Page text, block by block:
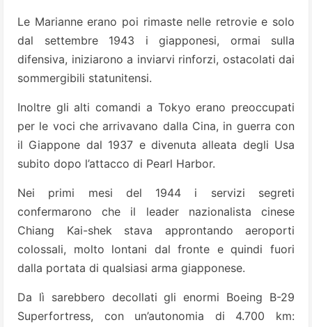
Le Marianne erano poi rimaste nelle retrovie e solo
dal settembre 1943 i giapponesi, ormai sulla
difensiva, iniziarono a inviarvi rinforzi, ostacolati dai
sommergibili statunitensi.
Inoltre gli alti comandi a Tokyo erano preoccupati
per le voci che arrivavano dalla Cina, in guerra con
il Giappone dal 1937 e divenuta alleata degli Usa
subito dopo l’attacco di Pearl Harbor.
Nei primi mesi del 1944 i servizi segreti
confermarono che il leader nazionalista cinese
Chiang Kai-shek stava approntando aeroporti
colossali, molto lontani dal fronte e quindi fuori
dalla portata di qualsiasi arma giapponese.
Da lì sarebbero decollati gli enormi Boeing B-29
Superfortress, con un’autonomia di 4.700 km: